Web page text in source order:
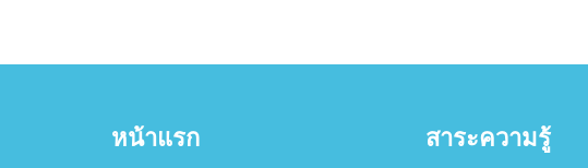
หน้าแรก สาระความรู้